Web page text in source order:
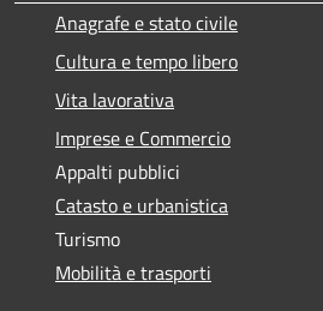
Anagrafe e stato civile
Cultura e tempo libero
Vita lavorativa
Imprese e Commercio
Appalti pubblici
Catasto e urbanistica
Turismo
Mobilità e trasporti